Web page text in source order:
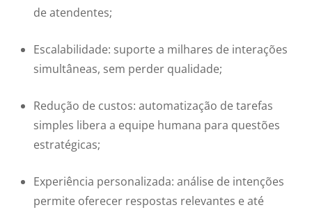
de atendentes;
Escalabilidade: suporte a milhares de interações
simultâneas, sem perder qualidade;
Redução de custos: automatização de tarefas
simples libera a equipe humana para questões
estratégicas;
Experiência personalizada: análise de intenções
permite oferecer respostas relevantes e até